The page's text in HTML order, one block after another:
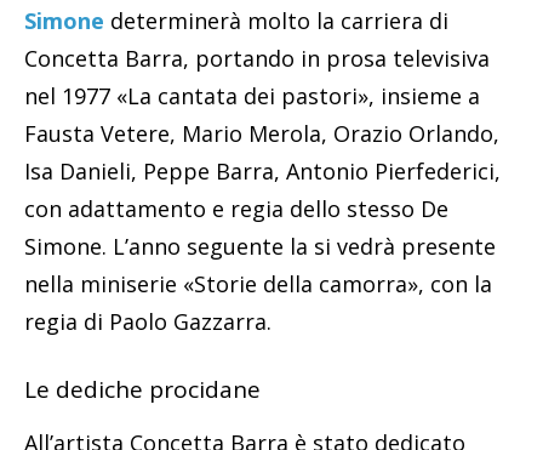
Simone determinerà molto la carriera di
Concetta Barra, portando in prosa televisiva
nel 1977 «La cantata dei pastori», insieme a
Fausta Vetere, Mario Merola, Orazio Orlando,
Isa Danieli, Peppe Barra, Antonio Pierfederici,
con adattamento e regia dello stesso De
Simone. L’anno seguente la si vedrà presente
nella miniserie «Storie della camorra», con la
regia di Paolo Gazzarra.
Le dediche procidane
All’artista Concetta Barra è stato dedicato